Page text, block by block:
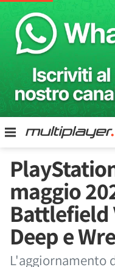
maggio
Battlefield
Deep e
L'aggiornamento